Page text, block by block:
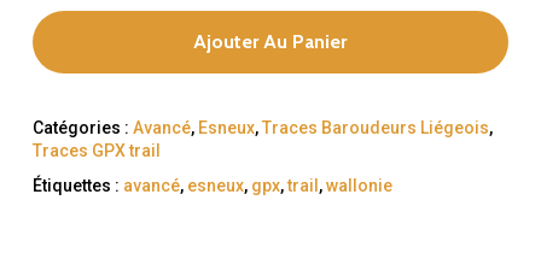
Ajouter Au Panier
Catégories : Avancé, Esneux,Traces Baroudeurs Liégeois,
Traces GPX trail
Étiquettes : avancé, esneux, gpx,trail ,wallonie